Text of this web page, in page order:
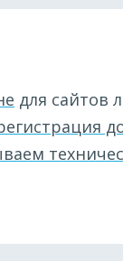
для сайтов